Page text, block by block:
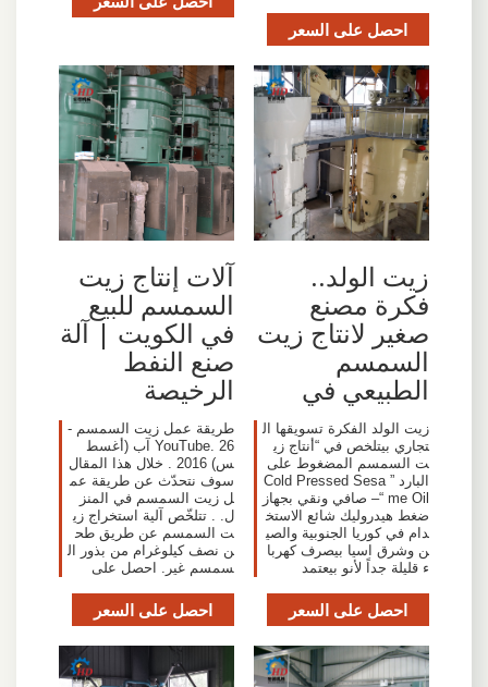
احصل على السعر
زيت الولد..
فكرة مصنع
صغير لانتاج زيت
السمسم
الطبيعي في
زيت الولد الفكرة تسويقها ال
تجاري بيتلخص في “أنتاج زي
ت السمسم المضغوط على
البارد ” Cold Pressed Sesa
me Oil “– صافي ونقي بجهاز
ضغط هيدروليك شائع الاستخ
دام في كوريا الجنوبية والصي
ن وشرق اسيا بيصرف كهربا
ء قليلة جداً لأنو بيعتمد
احصل على السعر
آلات إنتاج زيت
السمسم للبيع
في الكويت | آلة
صنع النفط
الرخيصة
طريقة عمل زيت السمسم -
YouTube. 26 آب (أغسط
س) 2016 . خلال هذا المقال
سوف نتحدّث عن طريقة عم
ل زيت السمسم في المنز
ل. . تتلخّص آلية استخراج زي
ت السمسم عن طريق طح
ن نصف كيلوغرام من بذور ال
سمسم غير. احصل على
احصل على السعر